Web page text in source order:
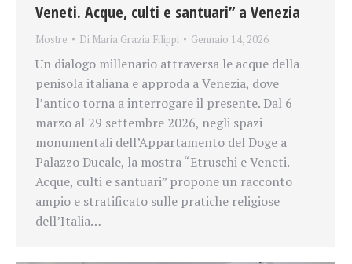
Veneti. Acque, culti e santuari” a Venezia
Mostre Di Maria Grazia Filippi Gennaio 14, 2026
Un dialogo millenario attraversa le acque della
penisola italiana e approda a Venezia, dove
l’antico torna a interrogare il presente. Dal 6
marzo al 29 settembre 2026, negli spazi
monumentali dell’Appartamento del Doge a
Palazzo Ducale, la mostra “Etruschi e Veneti.
Acque, culti e santuari” propone un racconto
ampio e stratificato sulle pratiche religiose
dell’Italia…